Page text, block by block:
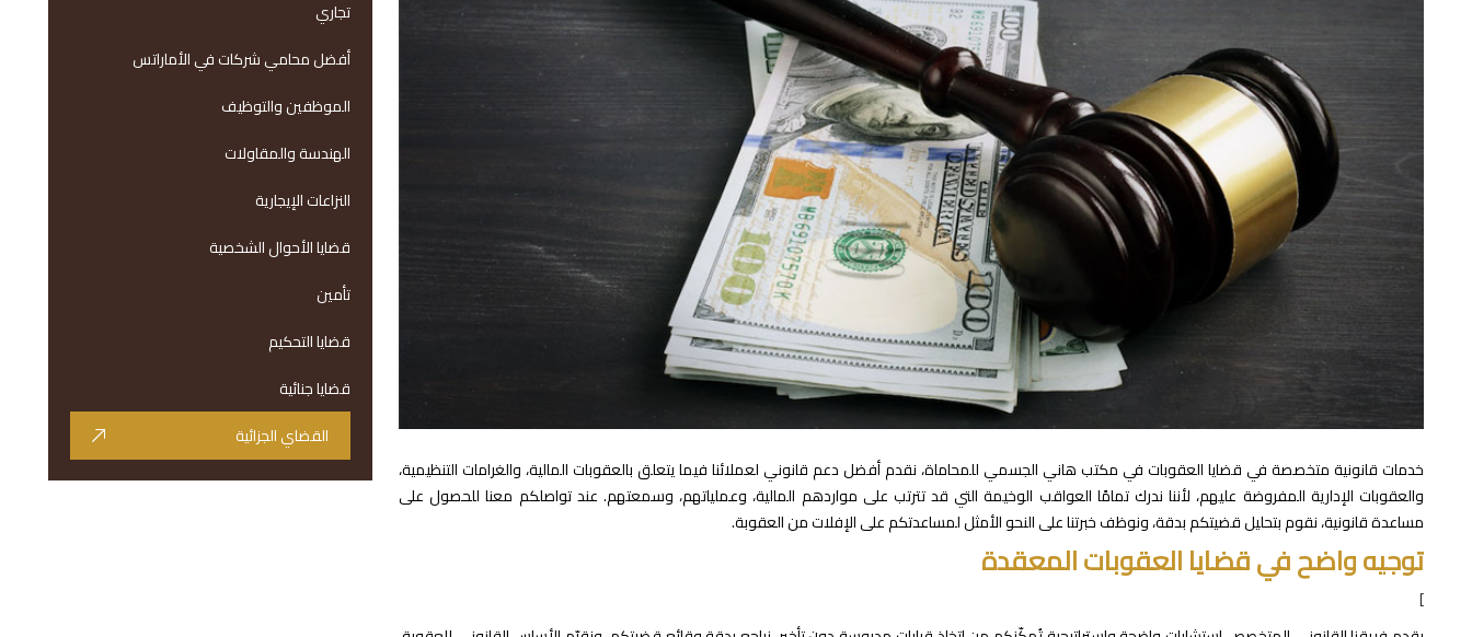
خدمات قانونية متخصصة في قضايا العقوبات في مكتب هاني الجسمي للمحاماة، نقدم أفضل دعم قانوني لعملائنا فيما يتعلق بالعقوبات المالية، والغرامات التنظيمية،
والعقوبات الإدارية المفروضة عليهم، لأننا ندرك تمامًا العواقب الوخيمة التي قد تترتب على مواردهم المالية، وعملياتهم، وسمعتهم. عند تواصلكم معنا للحصول على
مساعدة قانونية، نقوم بتحليل قضيتكم بدقة، ونوظف خبرتنا على النحو الأمثل لمساعدتكم على الإفلات من العقوبة.
توجيه واضح في قضايا العقوبات المعقدة
]
تجاري
أفضل محامي شركات في الأماراتس
الموظفين والتوظيف
الهندسة والمقاولات
النزاعات الإيجارية
قضايا الأحوال الشخصية
تأمين
قضايا التحكيم
قضايا جنائية
القضاي الجزائية